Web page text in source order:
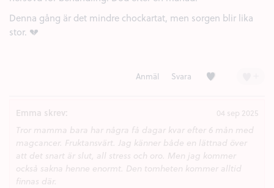
Denna gång är det mindre chockartat, men sorgen blir lika
stor. 💔
Anmäl Svara Kärlek (2)
Emma skrev: 04 sep 2025
Tror mamma bara har några få dagar kvar efter 6 mån med
magcancer. Fruktansvärt. Jag känner både en lättnad över
att det snart är slut, all stress och oro. Men jag kommer
också sakna henne enormt. Den tomheten kommer alltid
finnas där.